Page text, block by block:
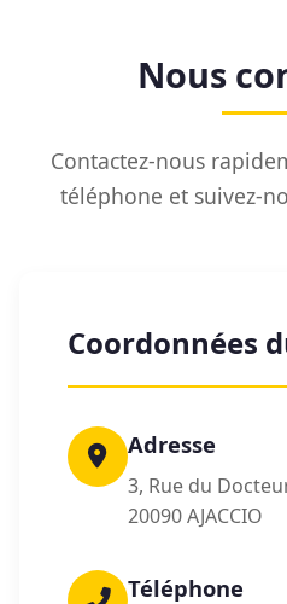
Nous
Contactez-nous
téléphone et suivez-
Coordonnées
Adresse
3, Rue du
20090 AJACCIO
Téléphone